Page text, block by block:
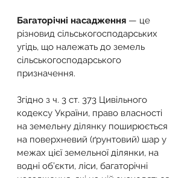
Багаторічні насадження — це
різновид сільськогосподарських
угідь, що належать до земель
сільськогосподарського
призначення.
Згідно з ч. 3 ст. 373 Цивільного
кодексу України, право власності
на земельну ділянку поширюється
на поверхневий (ґрунтовий) шар у
межах цієї земельної ділянки, на
водні об’єкти, ліси, багаторічні